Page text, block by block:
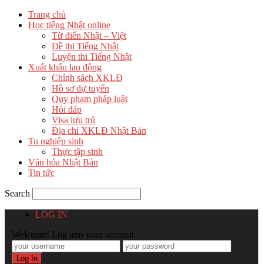
Trang chủ
Học tiếng Nhật online
Từ điển Nhật – Việt
Đề thi Tiếng Nhật
Luyện thi Tiếng Nhật
Xuất khẩu lao động
Chính sách XKLĐ
Hồ sơ dự tuyển
Quy phạm pháp luật
Hỏi đáp
Visa lưu trú
Địa chỉ XKLĐ Nhật Bản
Tu nghiệp sinh
Thực tập sinh
Văn hóa Nhật Bản
Tin tức
Search
LOG IN
Welcome! Log into your account